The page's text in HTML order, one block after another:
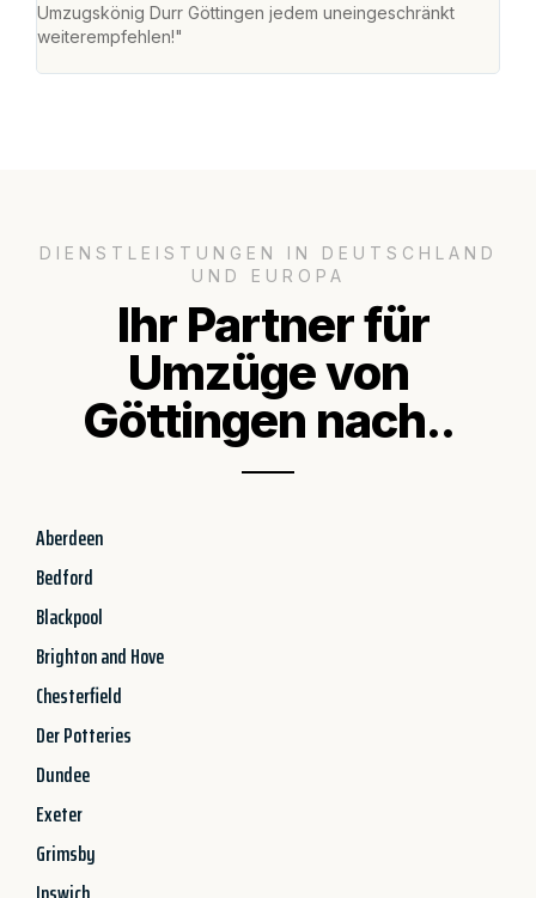
Umzugskönig Durr Göttingen jedem uneingeschränkt
weiterempfehlen!"
DIENSTLEISTUNGEN IN DEUTSCHLAND
UND EUROPA
Ihr Partner für
Umzüge von
Göttingen nach..
Aberdeen
Bedford
Blackpool
Brighton and Hove
Chesterfield
Der Potteries
Dundee
Exeter
Grimsby